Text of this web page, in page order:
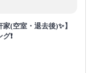
家(空室・退去後)✨】
❗️